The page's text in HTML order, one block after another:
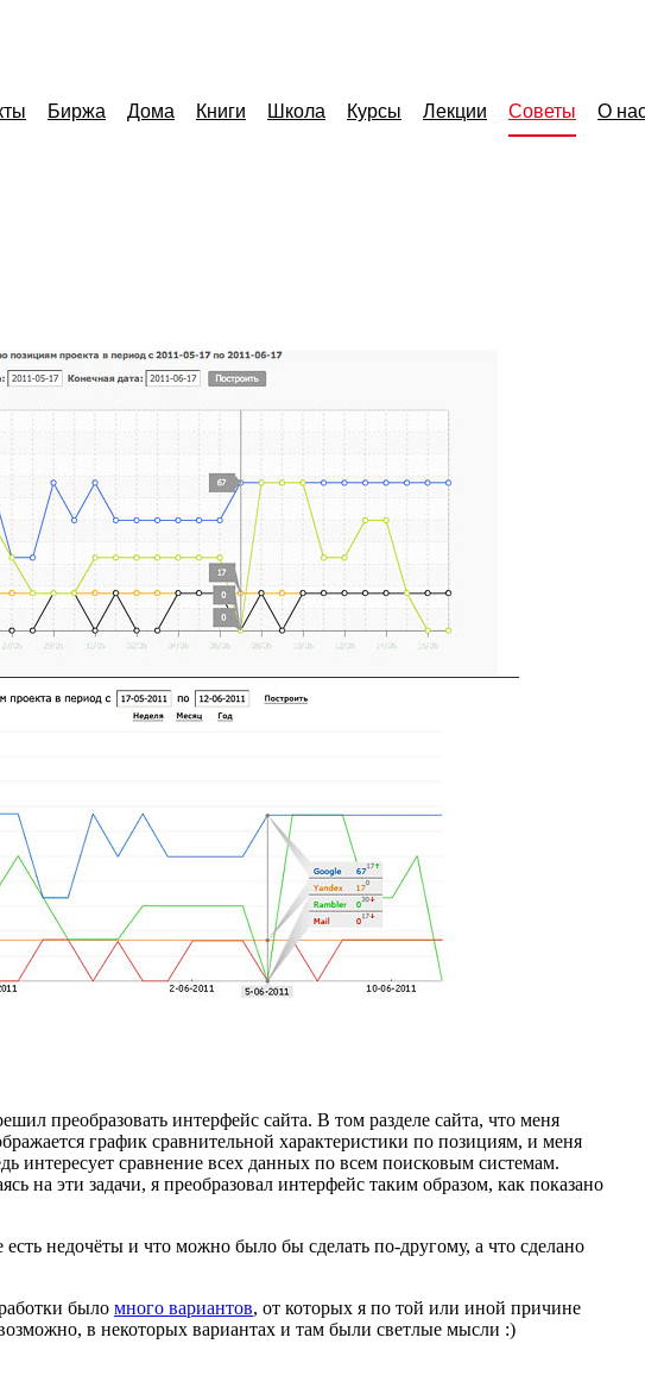
Биржа Дома Книги Школа Курсы Лекции Советы О
преобразовать интерфейс сайта. В том разделе сайта, что меня
график сравнительной характеристики по позициям, и меня
интересует сравнение всех данных по всем поисковым системам.
на эти задачи, я преобразовал интерфейс таким образом, как показано
есть недочёты и что можно было бы сделать по-другому, а что сделано
было много вариантов, от которых я по той или иной причине
в некоторых вариантах и там были светлые мысли :)